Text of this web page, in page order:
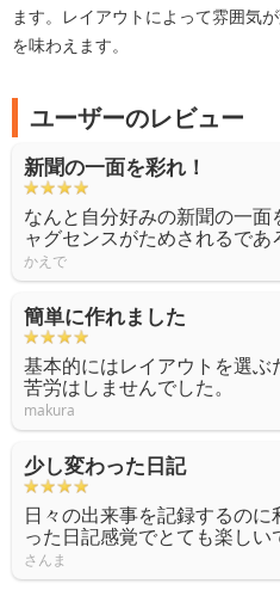
ます。レイアウトによって雰囲気
を味わえます。
ユーザーのレビュー
新聞の一面を彩れ！
なんと自分好みの新聞の一
ャグセンスがためされるであ
かえで
簡単に作れました
基本的にはレイアウトを選
苦労はしませんでした。
makura
少し変わった日記
日々の出来事を記録するの
った日記感覚でとても楽しい
さんま